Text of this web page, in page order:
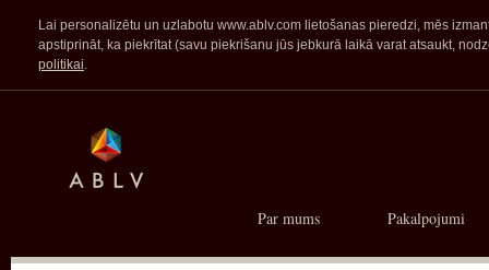
Lai personalizētu un uzlabotu www.ablv.com lietošanas pieredzi, mēs
apstiprināt, ka piekrītat (savu piekrišanu jūs jebkurā laikā varat atsaukt,
politikai.
Par mums Pakalpojumi